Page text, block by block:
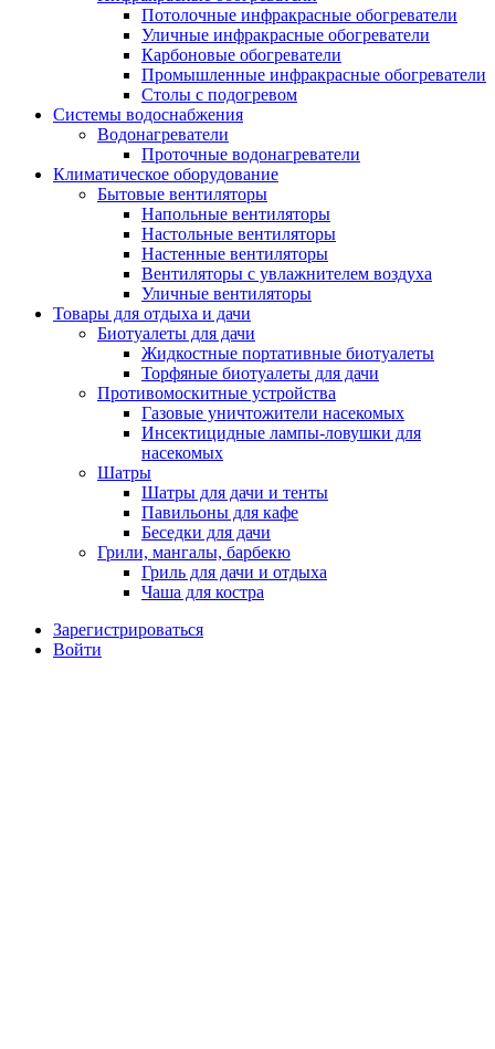
Потолочные инфракрасные обогреватели
Уличные инфракрасные обогреватели
Карбоновые обогреватели
Промышленные инфракрасные обогреватели
Столы с подогревом
Системы водоснабжения
Водонагреватели
Проточные водонагреватели
Климатическое оборудование
Бытовые вентиляторы
Напольные вентиляторы
Настольные вентиляторы
Настенные вентиляторы
Вентиляторы с увлажнителем воздуха
Уличные вентиляторы
Товары для отдыха и дачи
Биотуалеты для дачи
Жидкостные портативные биотуалеты
Торфяные биотуалеты для дачи
Противомоскитные устройства
Газовые уничтожители насекомых
Инсектицидные лампы-ловушки для
насекомых
Шатры
Шатры для дачи и тенты
Павильоны для кафе
Беседки для дачи
Грили, мангалы, барбекю
Гриль для дачи и отдыха
Чаша для костра
Зарегистрироваться
Войти